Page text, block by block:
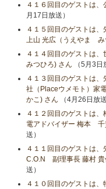
４１６回目のゲストは
月17日放送）
４１５回目のゲストは
上山 光広（うえやま み
４１４回目のゲストは
みつひろ) さん （5月3日
４１３回目のゲストは
社（Placeウメモト）
かこ) さん （4月26日放送
４１２回目のゲストは
電アドバイザー 梅本
送）
４１１回目のゲストは
C.O.N 副理事長 藤村 貴
送）
４１０回目のゲストは